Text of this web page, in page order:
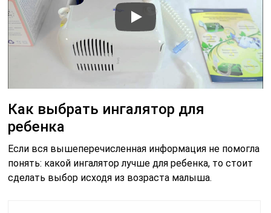
Как выбрать ингалятор для
ребенка
Если вся вышеперечисленная информация не помогла
понять: какой ингалятор лучше для ребенка, то стоит
сделать выбор исходя из возраста малыша.